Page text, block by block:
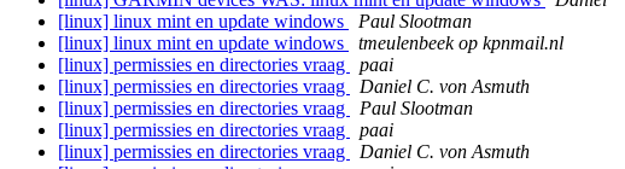
[linux] linux mint en update windows
Paul Slootman
[linux] linux mint en update windows
tmeulenbeek op kpnmail.nl
[linux] permissies en directories vraag
paai
[linux] permissies en directories vraag
Daniel C. von Asmuth
[linux] permissies en directories vraag
Paul Slootman
[linux] permissies en directories vraag
paai
[linux] permissies en directories vraag
Daniel C. von Asmuth